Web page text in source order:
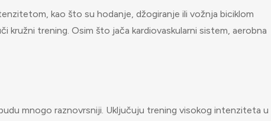
kao što su hodanje, džogiranje ili vožnja biciklom
kružni trening. Osim što jača kardiovaskularni sistem, aerobna
mnogo raznovrsniji. Uključuju trening visokog intenziteta u